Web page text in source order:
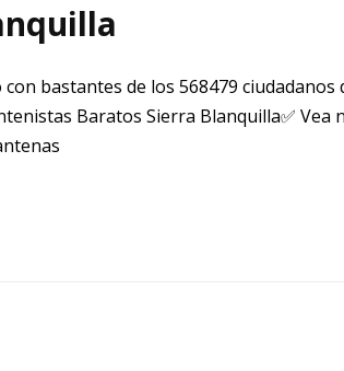
bastantes de los 568479
Baratos Sierra Blanquilla✅